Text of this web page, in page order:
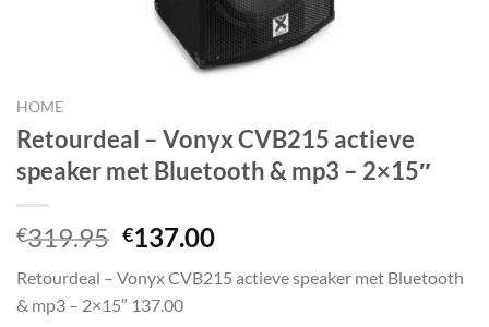
HOME
Retourdeal – Vonyx CVB215 actieve
speaker met Bluetooth & mp3 – 2×15″
€319.95 Oorspronkelijke
was:
€319.95.
€137.00Huidige
is:
Retourdeal – Vonyx CVB215 actieve speaker met Bluetooth
& mp3 – 2×15″ 137.00